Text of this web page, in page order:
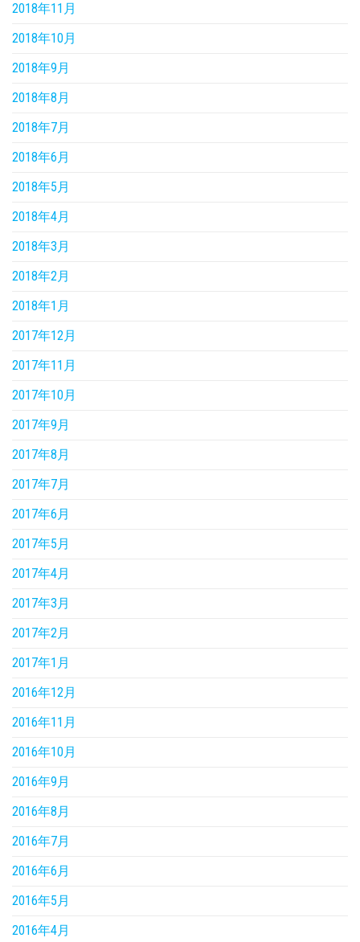
2018年11月
2018年10月
2018年9月
2018年8月
2018年7月
2018年6月
2018年5月
2018年4月
2018年3月
2018年2月
2018年1月
2017年12月
2017年11月
2017年10月
2017年9月
2017年8月
2017年7月
2017年6月
2017年5月
2017年4月
2017年3月
2017年2月
2017年1月
2016年12月
2016年11月
2016年10月
2016年9月
2016年8月
2016年7月
2016年6月
2016年5月
2016年4月